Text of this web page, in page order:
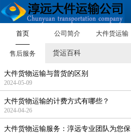
首页 公司简介 大件货运输
售后服务 货运百科
大件货物运输与普货的区别
2024-05-09
大件货物运输的计费方式有哪些？
2024-04-26
大件货物运输服务：淳远专业团队为您保